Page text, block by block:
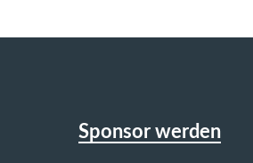
Sponsor werden